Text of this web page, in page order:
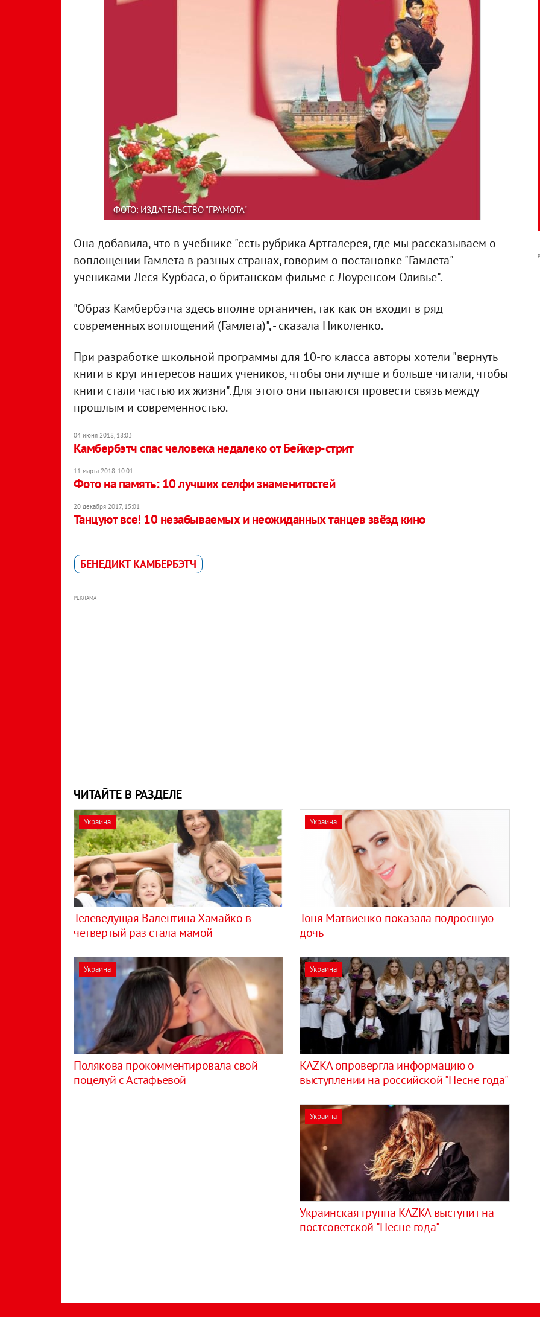
ФОТО: ИЗДАТЕЛЬСТВО "ГРАМОТА"
Она добавила, что в учебнике "есть рубрика Артгалерея, где мы рассказываем о
воплощении Гамлета в разных странах, говорим о постановке "Гамлета"
учениками Леся Курбаса, о британском фильме с Лоуренсом Оливье".
"Образ Камбербэтча здесь вполне органичен, так как он входит в ряд
современных воплощений (Гамлета)", - сказала Николенко.
При разработке школьной программы для 10-го класса авторы хотели "вернуть
книги в круг интересов наших учеников, чтобы они лучше и больше читали, чтобы
книги стали частью их жизни". Для этого они пытаются провести связь между
прошлым и современностью.
04 июня 2018, 18:03
Камбербэтч спас человека недалеко от Бейкер-стрит
11 марта 2018, 10:01
Фото на память: 10 лучших селфи знаменитостей
20 декабря 2017, 15:01
Танцуют все! 10 незабываемых и неожиданных танцев звёзд кино
БЕНЕДИКТ КАМБЕРБЭТЧ
РЕКЛАМА
ЧИТАЙТЕ В РАЗДЕЛЕ
Украина
Телеведущая Валентина Хамайко в
четвертый раз стала мамой
Украина
Тоня Матвиенко показала подросшую
дочь
Украина
Полякова прокомментировала свой
поцелуй с Астафьевой
Украина
KAZKA опровергла информацию о
выступлении на российской "Песне года"
Украина
Украинская группа KAZKA выступит на
постсоветской "Песне года"